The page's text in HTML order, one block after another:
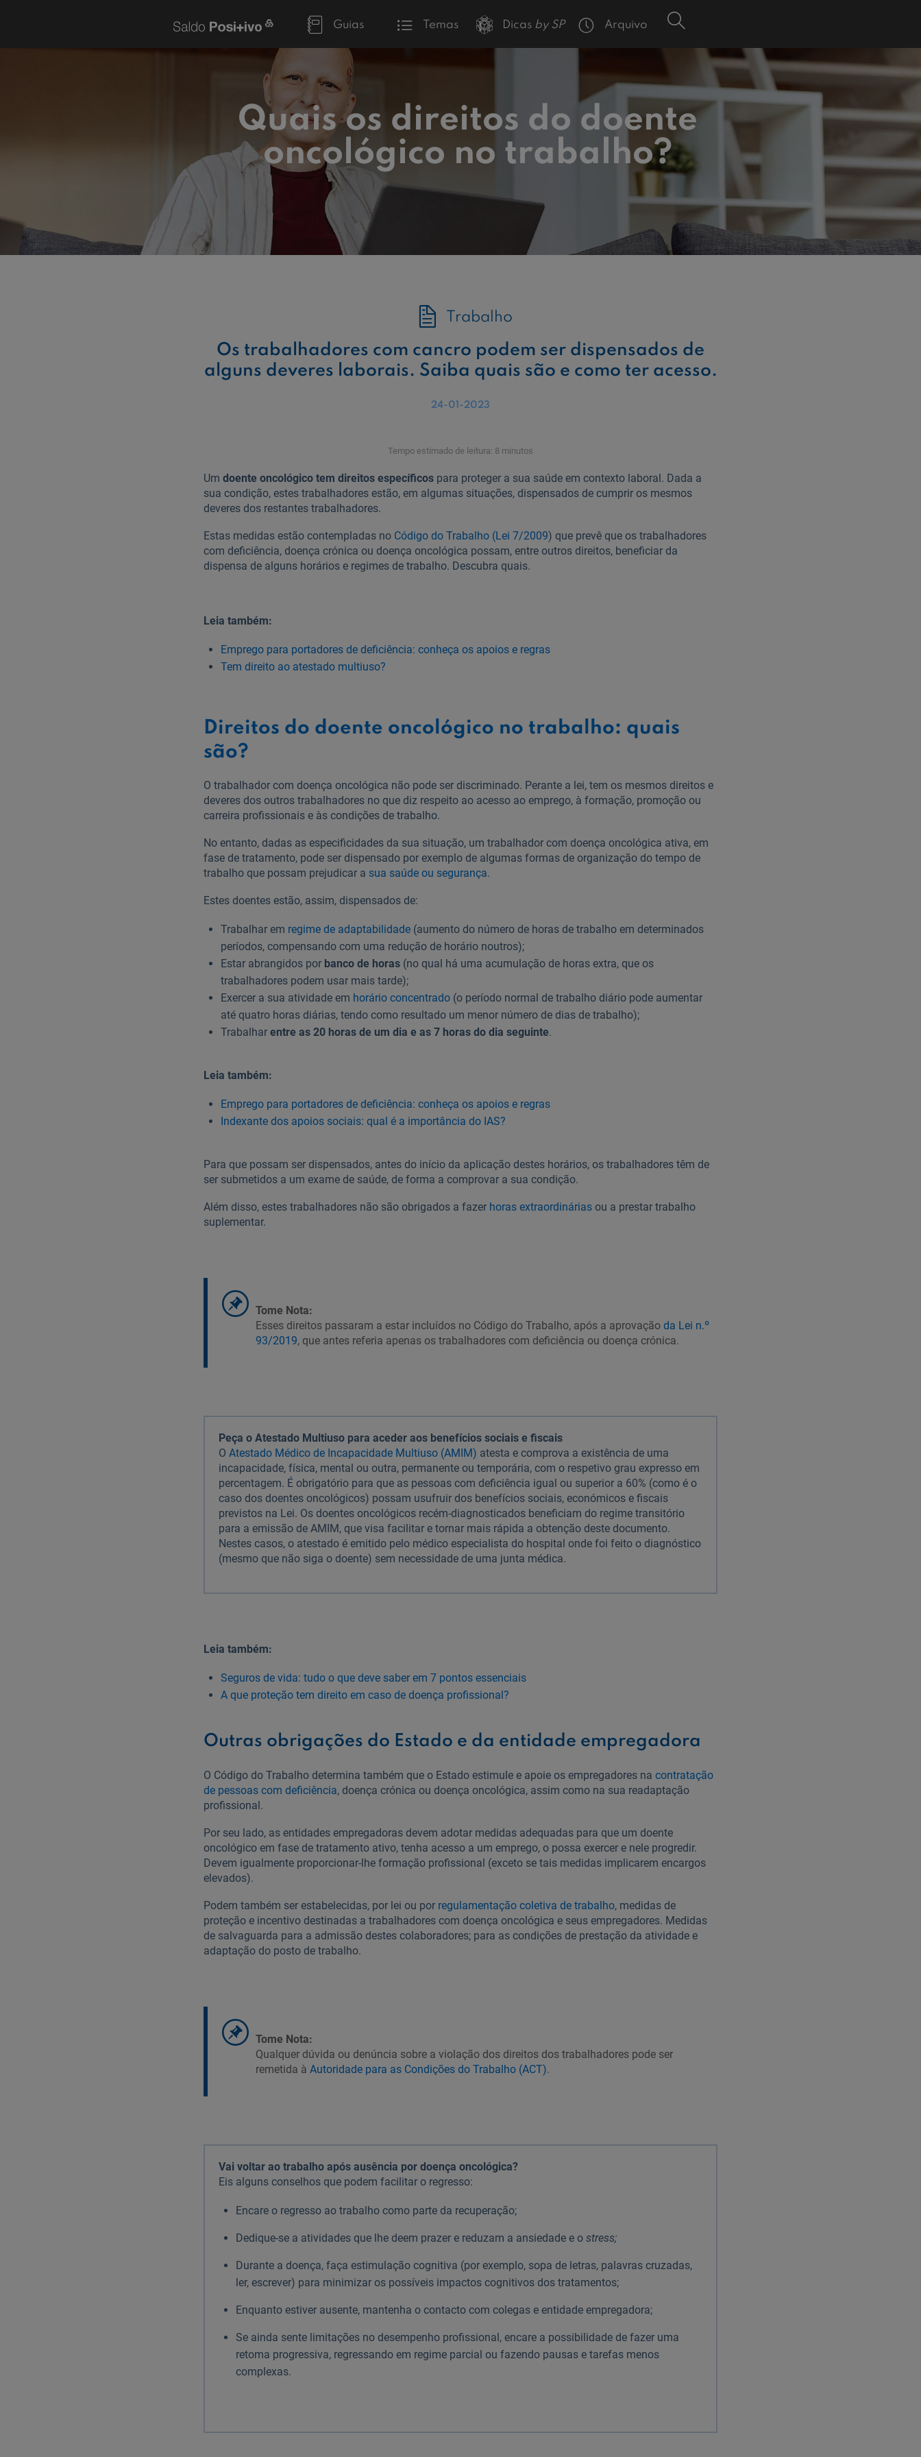
Guias Temas Dicas by SP Arquivo
Quais os direitos do doente
oncológico no trabalho?
Trabalho
Os trabalhadores com cancro podem ser dispensados de
alguns deveres laborais. Saiba quais são e como ter acesso.
24-01-2023
Tempo estimado de leitura: 8 minutos
Um doente oncológico tem direitos específicos para proteger a sua saúde em contexto laboral. Dada a
sua condição, estes trabalhadores estão, em algumas situações, dispensados de cumprir os mesmos
deveres dos restantes trabalhadores.
Estas medidas estão contempladas no Código do Trabalho (Lei 7/2009) que prevê que os trabalhadores
com deficiência, doença crónica ou doença oncológica possam, entre outros direitos, beneficiar da
dispensa de alguns horários e regimes de trabalho. Descubra quais.
Leia também:
Emprego para portadores de deficiência: conheça os apoios e regras
Tem direito ao atestado multiuso?
Direitos do doente oncológico no trabalho: quais
são?
O trabalhador com doença oncológica não pode ser discriminado. Perante a lei, tem os mesmos direitos e
deveres dos outros trabalhadores no que diz respeito ao acesso ao emprego, à formação, promoção ou
carreira profissionais e às condições de trabalho.
No entanto, dadas as especificidades da sua situação, um trabalhador com doença oncológica ativa, em
fase de tratamento, pode ser dispensado por exemplo de algumas formas de organização do tempo de
trabalho que possam prejudicar a sua saúde ou segurança.
Estes doentes estão, assim, dispensados de:
Trabalhar em regime de adaptabilidade (aumento do número de horas de trabalho em determinados
períodos, compensando com uma redução de horário noutros);
Estar abrangidos por banco de horas (no qual há uma acumulação de horas extra, que os
trabalhadores podem usar mais tarde);
Exercer a sua atividade em horário concentrado (o período normal de trabalho diário pode aumentar
até quatro horas diárias, tendo como resultado um menor número de dias de trabalho);
Trabalhar entre as 20 horas de um dia e as 7 horas do dia seguinte.
Leia também:
Emprego para portadores de deficiência: conheça os apoios e regras
Indexante dos apoios sociais: qual é a importância do IAS?
Para que possam ser dispensados, antes do início da aplicação destes horários, os trabalhadores têm de
ser submetidos a um exame de saúde, de forma a comprovar a sua condição.
Além disso, estes trabalhadores não são obrigados a fazer horas extraordinárias ou a prestar trabalho
suplementar.
Tome Nota:
Esses direitos passaram a estar incluídos no Código do Trabalho, após a aprovação da Lei n.º
93/2019, que antes referia apenas os trabalhadores com deficiência ou doença crónica.
Peça o Atestado Multiuso para aceder aos benefícios sociais e fiscais
O Atestado Médico de Incapacidade Multiuso (AMIM) atesta e comprova a existência de uma
incapacidade, física, mental ou outra, permanente ou temporária, com o respetivo grau expresso em
percentagem. É obrigatório para que as pessoas com deficiência igual ou superior a 60% (como é o
caso dos doentes oncológicos) possam usufruir dos benefícios sociais, económicos e fiscais
previstos na Lei. Os doentes oncológicos recém-diagnosticados beneficiam do regime transitório
para a emissão de AMIM, que visa facilitar e tornar mais rápida a obtenção deste documento.
Nestes casos, o atestado é emitido pelo médico especialista do hospital onde foi feito o diagnóstico
(mesmo que não siga o doente) sem necessidade de uma junta médica.
Leia também:
Seguros de vida: tudo o que deve saber em 7 pontos essenciais
A que proteção tem direito em caso de doença profissional?
Outras obrigações do Estado e da entidade empregadora
O Código do Trabalho determina também que o Estado estimule e apoie os empregadores na contratação
de pessoas com deficiência, doença crónica ou doença oncológica, assim como na sua readaptação
profissional.
Por seu lado, as entidades empregadoras devem adotar medidas adequadas para que um doente
oncológico em fase de tratamento ativo, tenha acesso a um emprego, o possa exercer e nele progredir.
Devem igualmente proporcionar-lhe formação profissional (exceto se tais medidas implicarem encargos
elevados).
Podem também ser estabelecidas, por lei ou por regulamentação coletiva de trabalho, medidas de
proteção e incentivo destinadas a trabalhadores com doença oncológica e seus empregadores. Medidas
de salvaguarda para a admissão destes colaboradores; para as condições de prestação da atividade e
adaptação do posto de trabalho.
Tome Nota:
Qualquer dúvida ou denúncia sobre a violação dos direitos dos trabalhadores pode ser
remetida à Autoridade para as Condições do Trabalho (ACT).
Vai voltar ao trabalho após ausência por doença oncológica?
Eis alguns conselhos que podem facilitar o regresso:
Encare o regresso ao trabalho como parte da recuperação;
Dedique-se a atividades que lhe deem prazer e reduzam a ansiedade e o stress;
Durante a doença, faça estimulação cognitiva (por exemplo, sopa de letras, palavras cruzadas,
ler, escrever) para minimizar os possíveis impactos cognitivos dos tratamentos;
Enquanto estiver ausente, mantenha o contacto com colegas e entidade empregadora;
Se ainda sente limitações no desempenho profissional, encare a possibilidade de fazer uma
retoma progressiva, regressando em regime parcial ou fazendo pausas e tarefas menos
complexas.